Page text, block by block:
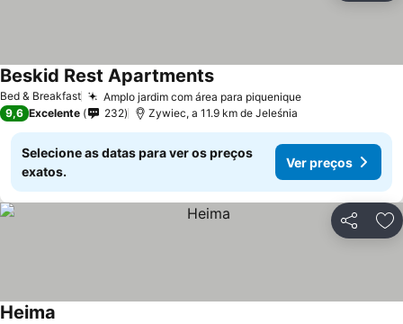
Bed & Breakfast Amplo jardim com área para piqueniqueVer preços
Beskid Rest ApartmentsVer preços
9,6 Excelente 232 Zywiec, a 11.9 km de Jeleśnia
Selecione as datas para ver os preços
exatos.
Ver preços
Partilhar
Heima